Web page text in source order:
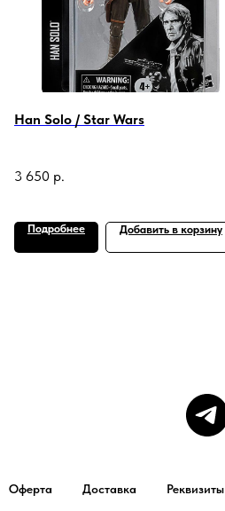
Han Solo / Star Wars
3 650 р.
Подробнее Добавить в корзину
Оферта Доставка Реквизиты